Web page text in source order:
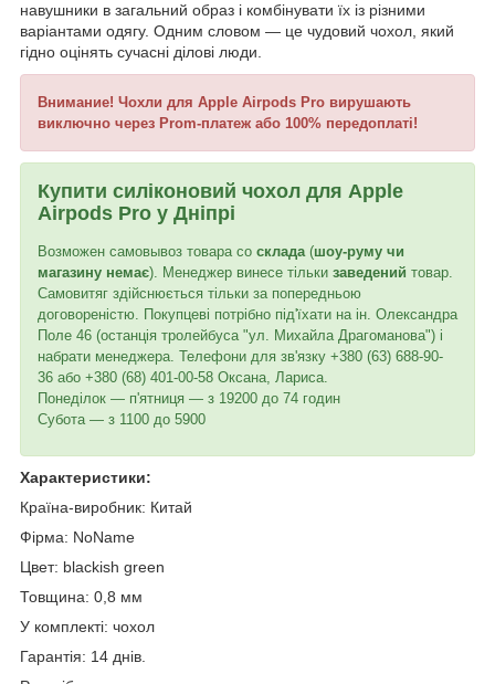
навушники в загальний образ і комбінувати їх із різними
варіантами одягу. Одним словом — це чудовий чохол, який
гідно оцінять сучасні ділові люди.
Внимание! Чохли для Apple Airpods Pro вирушають
виключно через Prom-платеж або 100% передоплаті!
Купити силіконовий чохол для Apple
Airpods Pro у Дніпрі
Возможен самовывоз товара со склада(шоу-руму чи
магазину немає). Менеджер винесе тільки заведений товар.
Самовитяг здійснюється тільки за попередньою
договореністю. Покупцеві потрібно під'їхати на ін. Олександра
Поле 46 (останція тролейбуса "ул. Михайла Драгоманова") і
набрати менеджера. Телефони для зв'язку +380 (63) 688-90-
36 або +380 (68) 401-00-58 Оксана, Лариса.
Понеділок — п'ятниця — з 19200 до 74 годин
Субота — з 1100 до 5900
Характеристики:
Країна-виробник: Китай
Фірма: NoName
Цвет: blackish green
Товщина: 0,8 мм
У комплекті: чохол
Гарантія: 14 днів.